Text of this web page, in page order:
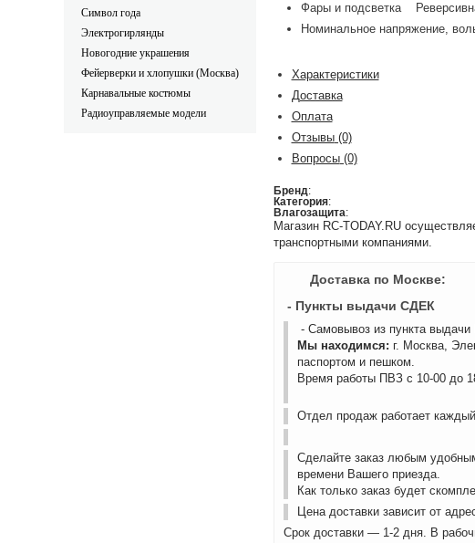
Символ года
Электрогирлянды
Новогодние украшения
Фейерверки и хлопушки (Москва)
Карнавальные костюмы
Радиоуправляемые модели
Фары и подсветка
Номинальное напряжение,
Характеристики
Доставка
Оплата
Отзывы(0)
Вопросы(0)
Бренд:
Категория:
Влагозащита:
Магазин RC-TODAY.RU
транспортными компаниями.
Доставка по Москве:
- Пункты выдачи СДЕК
- Самовывоз из пункта
Мы находимся: г. Москва,
паспортом и пешком.
Время работы ПВЗ с 10-00 до
Отдел продаж работает
Сделайте заказ любым
времени Вашего приезда.
Как только заказ будет
Цена доставки зависит от
Срок доставки — 1-2 дня. В